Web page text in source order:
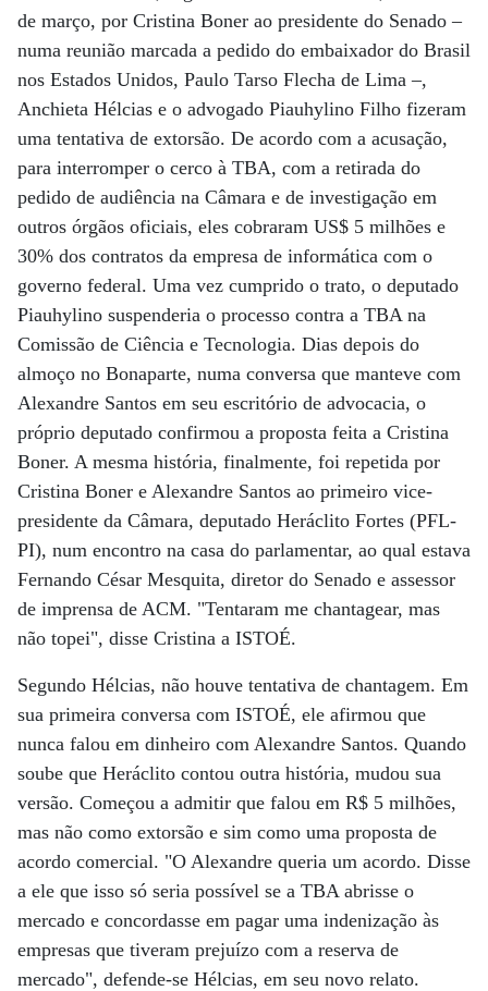
de março, por Cristina Boner ao presidente do Senado –
numa reunião marcada a pedido do embaixador do Brasil
nos Estados Unidos, Paulo Tarso Flecha de Lima –,
Anchieta Hélcias e o advogado Piauhylino Filho fizeram
uma tentativa de extorsão. De acordo com a acusação,
para interromper o cerco à TBA, com a retirada do
pedido de audiência na Câmara e de investigação em
outros órgãos oficiais, eles cobraram US$ 5 milhões e
30% dos contratos da empresa de informática com o
governo federal. Uma vez cumprido o trato, o deputado
Piauhylino suspenderia o processo contra a TBA na
Comissão de Ciência e Tecnologia. Dias depois do
almoço no Bonaparte, numa conversa que manteve com
Alexandre Santos em seu escritório de advocacia, o
próprio deputado confirmou a proposta feita a Cristina
Boner. A mesma história, finalmente, foi repetida por
Cristina Boner e Alexandre Santos ao primeiro vice-
presidente da Câmara, deputado Heráclito Fortes (PFL-
PI), num encontro na casa do parlamentar, ao qual estava
Fernando César Mesquita, diretor do Senado e assessor
de imprensa de ACM. "Tentaram me chantagear, mas
não topei", disse Cristina a ISTOÉ.
Segundo Hélcias, não houve tentativa de chantagem. Em
sua primeira conversa com ISTOÉ, ele afirmou que
nunca falou em dinheiro com Alexandre Santos. Quando
soube que Heráclito contou outra história, mudou sua
versão. Começou a admitir que falou em R$ 5 milhões,
mas não como extorsão e sim como uma proposta de
acordo comercial. "O Alexandre queria um acordo. Disse
a ele que isso só seria possível se a TBA abrisse o
mercado e concordasse em pagar uma indenização às
empresas que tiveram prejuízo com a reserva de
mercado", defende-se Hélcias, em seu novo relato.